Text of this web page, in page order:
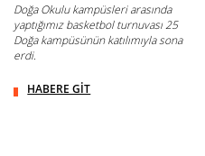
Doğa Okulu kampüsleri arasında
yaptığımız basketbol turnuvası 25
Doğa kampüsünün katılımıyla sona
erdi.
HABERE GİT